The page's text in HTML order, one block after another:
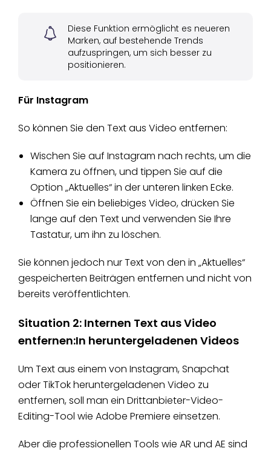
Diese Funktion ermöglicht es neueren
Marken, auf bestehende Trends
aufzuspringen, um sich besser zu
positionieren.
Für Instagram
So können Sie den Text aus Video entfernen:
Wischen Sie auf Instagram nach rechts, um die
Kamera zu öffnen, und tippen Sie auf die
Option „Aktuelles“ in der unteren linken Ecke.
Öffnen Sie ein beliebiges Video, drücken Sie
lange auf den Text und verwenden Sie Ihre
Tastatur, um ihn zu löschen.
Sie können jedoch nur Text von den in „Aktuelles“
gespeicherten Beiträgen entfernen und nicht von
bereits veröffentlichten.
Situation 2: Internen Text aus Video
entfernen:In heruntergeladenen Videos
Um Text aus einem von Instagram, Snapchat
oder TikTok heruntergeladenen Video zu
entfernen, soll man ein Drittanbieter-Video-
Editing-Tool wie Adobe Premiere einsetzen.
Aber die professionellen Tools wie AR und AE sind